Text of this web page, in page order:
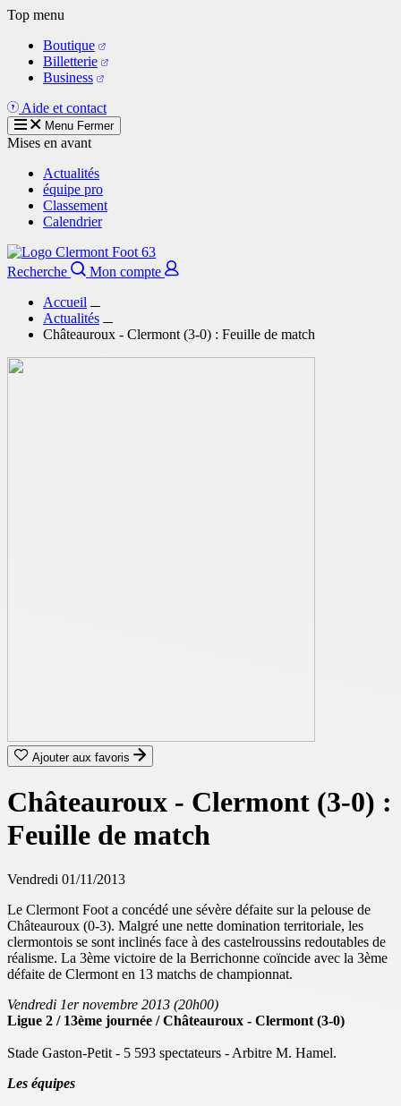
Aller
contenu
principal
Top menu
Boutique
Billetterie
Business
Aide et contact
Menu Fermer
Mises en avant
Actualités
équipe pro
Classement
Calendrier
Recherche
Mon compte
Accueil
Actualités
Châteauroux - Clermont (3-0) : Feuille de match
Ajouter aux favoris
Châteauroux - Clermont (3-0) :
Feuille de match
Vendredi 01/11/2013
Le Clermont Foot a concédé une sévère défaite sur la pelouse de
Châteauroux (0-3). Malgré une nette domination territoriale, les
clermontois se sont inclinés face à des castelroussins redoutables de
réalisme. La 3ème victoire de la Berrichonne coïncide avec la 3ème
défaite de Clermont en 13 matchs de championnat.
Vendredi 1er novembre 2013 (20h00)
Ligue 2 / 13ème journée / Châteauroux - Clermont (3-0)
Stade Gaston-Petit - 5 593 spectateurs - Arbitre M. Hamel.
Les équipes